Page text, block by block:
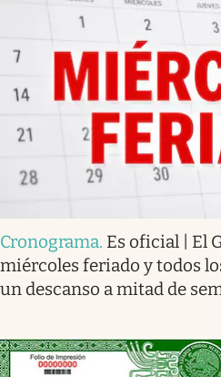
Cronograma. Es oficial | El
miércoles feriado y todos
un descanso a mitad de